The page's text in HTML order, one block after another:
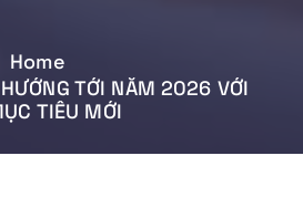
Home
TỚI NĂM 2026 VỚI
TIÊU MỚI